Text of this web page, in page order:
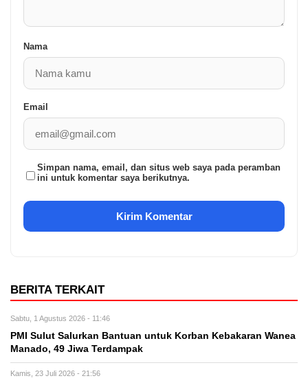
Nama
Email
Simpan nama, email, dan situs web saya pada peramban
ini untuk komentar saya berikutnya.
BERITA TERKAIT
Sabtu, 1 Agustus 2026 - 11:46
PMI Sulut Salurkan Bantuan untuk Korban Kebakaran Wanea
Manado, 49 Jiwa Terdampak
Kamis, 23 Juli 2026 - 21:56